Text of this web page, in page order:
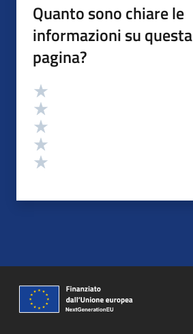
Quanto sono chiare le
informazioni su questa
pagina?
Valutazione